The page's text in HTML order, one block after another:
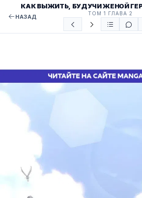
НАЗАД
КАК ВЫЖИТЬ, БУДУЧИ ЖЕНОЙ
ТОМ 1 ГЛАВА 2